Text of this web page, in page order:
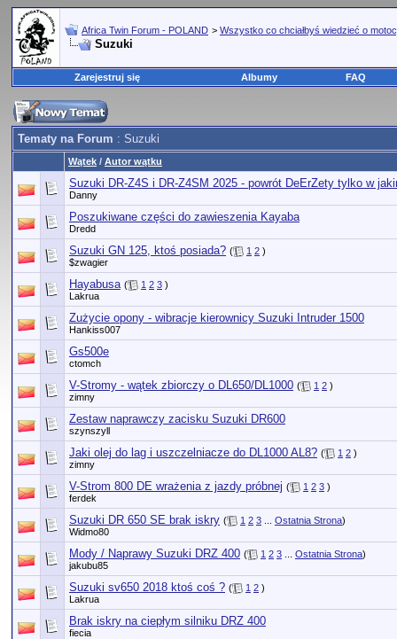
Africa Twin Forum - POLAND > Wszystko co chciałbyś wiedzieć o
Suzuki
Zarejestruj się Albumy FAQ
Tematy na Forum : Suzuki
Wątek / Autor wątku
Suzuki DR-Z4S i DR-Z4SM 2025 - powrót DeErZety tylko w
Danny
Poszukiwane części do zawieszenia Kayaba
Dredd
Suzuki GN 125, ktoś posiada? ( 1 2 )
$zwagier
Hayabusa ( 1 2 3 )
Lakrua
Zużycie opony - wibracje kierownicy Suzuki Intruder 1500
Hankiss007
Gs500e
ctomch
V-Stromy - wątek zbiorczy o DL650/DL1000 ( 1 2 )
zimny
Zestaw naprawczy zacisku Suzuki DR600
szynszyll
Jaki olej do lag i uszczelniacze do DL1000 AL8? ( 1 2 )
zimny
V-Strom 800 DE wrażenia z jazdy próbnej ( 1 2 3 )
ferdek
Suzuki DR 650 SE brak iskry ( 1 2 3 Ostatnia Strona)
Widmo80
Mody / Naprawy Suzuki DRZ 400 ( 1 2 3 Ostatnia Strona)
jakubu85
Suzuki sv650 2018 ktoś coś ? ( 1 2 )
Lakrua
Brak iskry na ciepłym silniku DRZ 400
fiecia